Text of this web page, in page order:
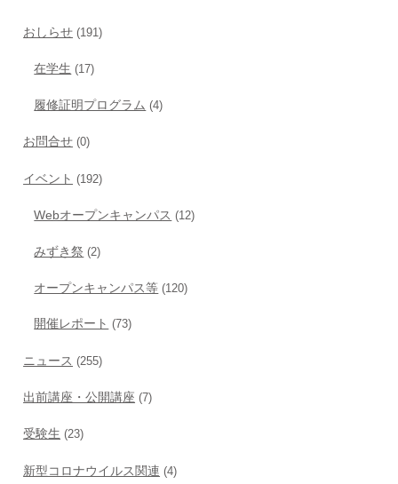
おしらせ (191)
在学生 (17)
履修証明プログラム (4)
お問合せ (0)
イベント (192)
Webオープンキャンパス (12)
みずき祭 (2)
オープンキャンパス等 (120)
開催レポート (73)
ニュース (255)
出前講座・公開講座 (7)
受験生 (23)
新型コロナウイルス関連 (4)